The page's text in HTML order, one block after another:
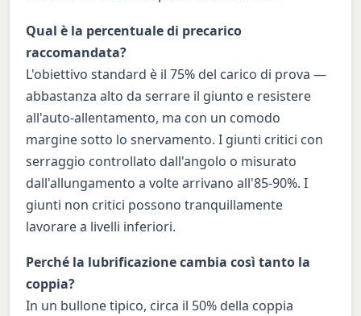
Qual è la percentuale di precarico
raccomandata?
L'obiettivo standard è il 75% del carico di prova —
abbastanza alto da serrare il giunto e resistere
all'auto-allentamento, ma con un comodo
margine sotto lo snervamento. I giunti critici con
serraggio controllato dall'angolo o misurato
dall'allungamento a volte arrivano all'85-90%. I
giunti non critici possono tranquillamente
lavorare a livelli inferiori.
Perché la lubrificazione cambia così tanto la
coppia?
In un bullone tipico, circa il 50% della coppia